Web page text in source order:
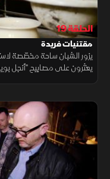
الحلقة 19
مقتنيات فريدة
يزور الشبان ساحة مخصّصة
يعثرون على مصابيح "أنجل